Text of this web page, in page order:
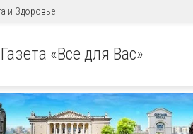
и Здоровье
Газета «Все для Вас»